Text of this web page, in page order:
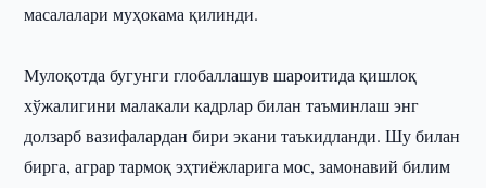
масалалари муҳокама қилинди.
Мулоқотда бугунги глобаллашув шароитида қишлоқ
хўжалигини малакали кадрлар билан таъминлаш энг
долзарб вазифалардан бири экани таъкидланди. Шу билан
бирга, аграр тармоқ эҳтиёжларига мос, замонавий билим